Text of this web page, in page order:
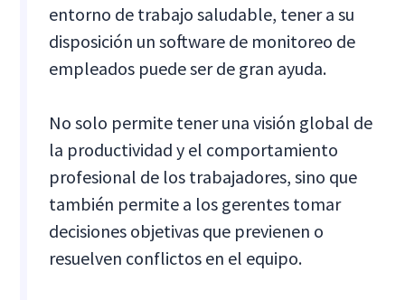
entorno de trabajo saludable, tener a su
disposición un software de monitoreo de
empleados puede ser de gran ayuda.
No solo permite tener una visión global de
la productividad y el comportamiento
profesional de los trabajadores, sino que
también permite a los gerentes tomar
decisiones objetivas que previenen o
resuelven conflictos en el equipo.